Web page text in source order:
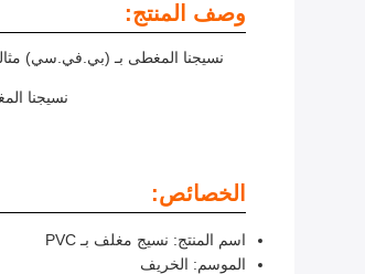
وصف المنتج:
نسيجنا المغطى بـ (بي.في.سي)
نسيجنا
الخصائص:
اسم المنتج: نسيج مغلف بـ PVC
الموسم: الخريف